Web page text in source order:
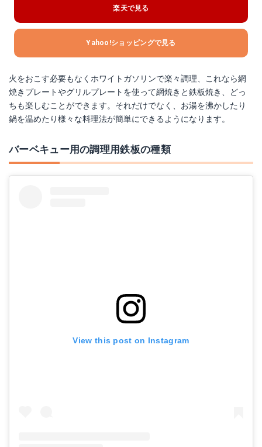
楽天で見る
Yahoo!ショッピングで見る
火をおこす必要もなくホワイトガソリンで楽々調理、これなら網
焼きプレートやグリルプレートを使って網焼きと鉄板焼き、どっ
ちも楽しむことができます。それだけでなく、お湯を沸かしたり
鍋を温めたり様々な料理法が簡単にできるようになります。
バーベキュー用の調理用鉄板の種類
View this post on Instagram